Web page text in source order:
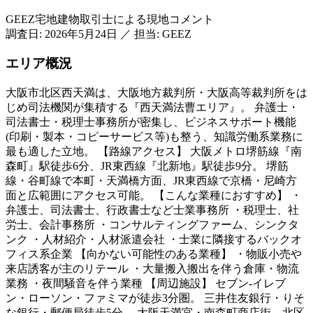
GEEZ宅地建物取引士による現地コメント
調査日: 2026年5月24日 ／ 担当: GEEZ
エリア概況
大阪市北区西天満は、大阪地方裁判所・大阪高等裁判所をは
じめ司法機関が集積する『西天満法曹エリア』。 弁護士・
司法書士・税理士事務所が密集し、ビジネスサポート機能
(印刷・製本・コピーサービス等)も整う、知識労働系業務に
最も適した立地。 【路線アクセス】 大阪メトロ堺筋線『南
森町』駅徒歩6分、JR東西線『北新地』駅徒歩9分。 堺筋
線・谷町線で本町・天満橋方面、JR東西線で京橋・尼崎方
面と広範囲にアクセス可能。 【こんな業種におすすめ】 ・
弁護士、司法書士、行政書士など士業事務所 ・税理士、社
労士、会計事務所 ・コンサルティングファーム、シンクタ
ンク ・人材紹介・人材派遣会社 ・士業に隣接するバックオ
フィス系企業 【向かない可能性のある業種】 ・物販小売や
来店誘客が主のリテール ・大量搬入搬出を伴う倉庫・物流
業務 ・夜間騒音を伴う業種 【周辺施設】 セブン-イレブ
ン・ローソン・ファミマが徒歩3分圏。 三井住友銀行・りそ